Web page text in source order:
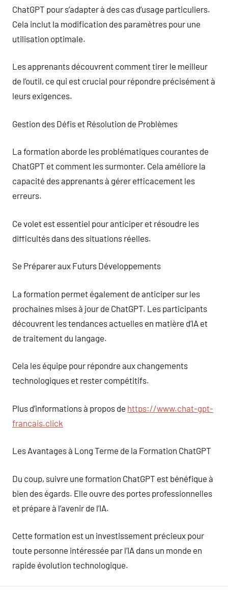
ChatGPT pour s’adapter à des cas d’usage particuliers.
Cela inclut la modification des paramètres pour une
utilisation optimale.
Les apprenants découvrent comment tirer le meilleur
de l’outil, ce qui est crucial pour répondre précisément à
leurs exigences.
Gestion des Défis et Résolution de Problèmes
La formation aborde les problématiques courantes de
ChatGPT et comment les surmonter. Cela améliore la
capacité des apprenants à gérer efficacement les
erreurs.
Ce volet est essentiel pour anticiper et résoudre les
difficultés dans des situations réelles.
Se Préparer aux Futurs Développements
La formation permet également de anticiper sur les
prochaines mises à jour de ChatGPT. Les participants
découvrent les tendances actuelles en matière d’IA et
de traitement du langage.
Cela les équipe pour répondre aux changements
technologiques et rester compétitifs.
Plus d’informations à propos de https://www.chat-gpt-
francais.click
Les Avantages à Long Terme de la Formation ChatGPT
Du coup, suivre une formation ChatGPT est bénéfique à
bien des égards. Elle ouvre des portes professionnelles
et prépare à l’avenir de l’IA.
Cette formation est un investissement précieux pour
toute personne intéressée par l’IA dans un monde en
rapide évolution technologique.